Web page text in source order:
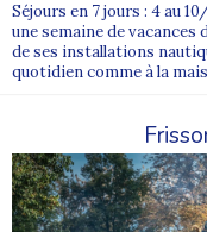
Séjours en 7 jours : 4 au
une semaine de vacances
de ses installations
quotidien comme à la